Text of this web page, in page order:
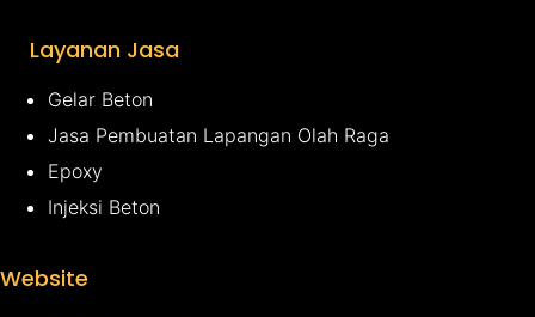
Layanan Jasa
Gelar Beton
Jasa Pembuatan Lapangan Olah Raga
Epoxy
Injeksi Beton
Website